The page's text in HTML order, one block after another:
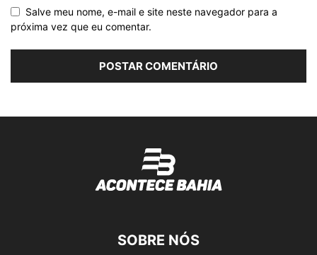
Salve meu nome, e-mail e site neste navegador para a
próxima vez que eu comentar.
SOBRE NÓS